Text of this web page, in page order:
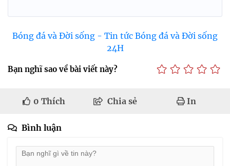
Bóng đá và Đời sống - Tin tức Bóng đá và Đời sống
24H
Bạn nghĩ sao về bài viết này?
0 Thích Chia sẻ In
Bình luận